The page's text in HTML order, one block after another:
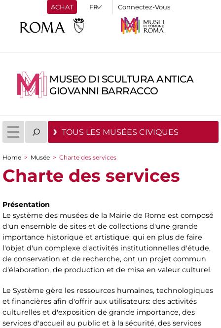
ACHAT Connectez-Vous
MUSEO DI SCULTURA ANTICA
GIOVANNI BARRACCO
TOUS LES MUSÉES CIVIQUES
You are here
Home > Musée > Charte des services
Charte des services
Présentation
Le système des musées de la Mairie de Rome est composé
d'un ensemble de sites et de collections d'une grande
importance historique et artistique, qui en plus de faire
l'objet d'un complexe d'activités institutionnelles d'étude,
de conservation et de recherche, ont un projet commun
d'élaboration, de production et de mise en valeur culturel.
Le Système gère les ressources humaines, technologiques
et financières afin d'offrir aux utilisateurs: des activités
culturelles et d'exposition de grande importance, des
services d'accueil au public et à la sécurité, des services